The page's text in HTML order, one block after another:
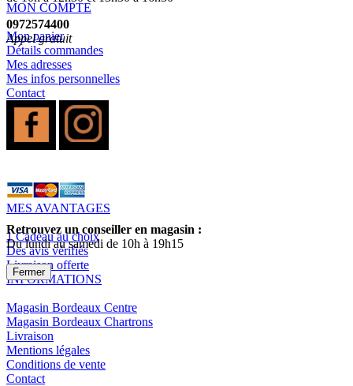
MON COMPTE
Mon panier
Détails commandes
Mes adresses
Mes infos personnelles
Contact
MES AVANTAGES
1 Cadeau au choix
Des avis vérifiés
Livraison offerte
INFORMATIONS
Magasin Bordeaux Centre
Magasin Bordeaux Chartrons
Livraison
Mentions légales
Conditions de vente
Contact
0972574400
Appel gratuit
Retrouvez un conseiller en magasin :
Du lundi au samedi de 10h à 19h15
Fermer